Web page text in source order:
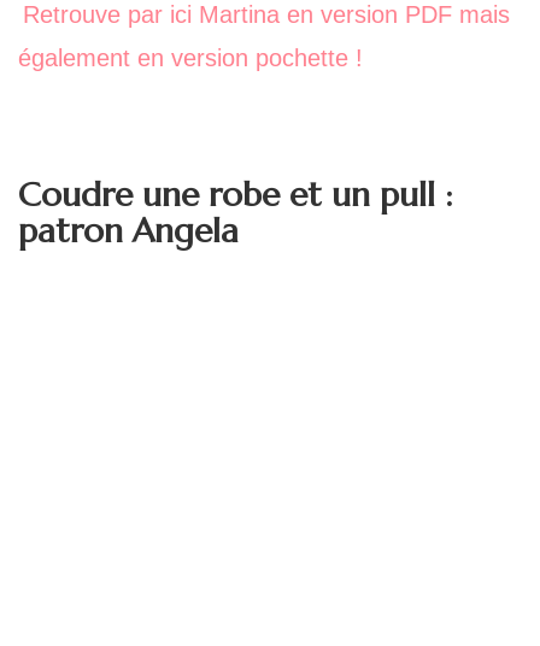
Retrouve par ici Martina en version PDF mais
également en version pochette !
Coudre une robe et un pull :
patron Angela